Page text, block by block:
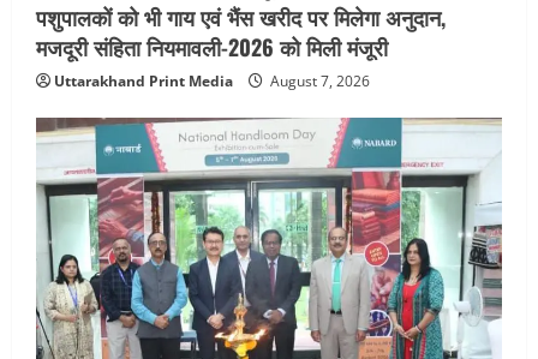
पशुपालकों को भी गाय एवं भैंस खरीद पर मिलेगा अनुदान,
मजदूरी संहिता नियमावली-2026 को मिली मंजूरी
Uttarakhand Print Media August 7, 2026